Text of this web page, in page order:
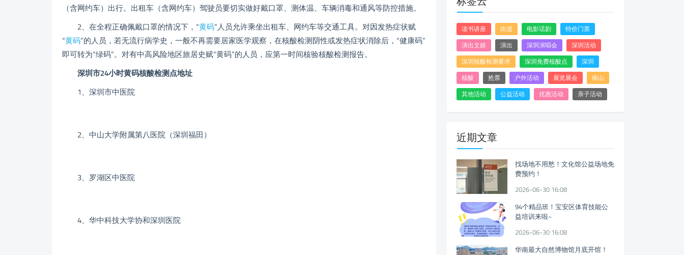
（含网约车）出行。出租车（含网约车）驾驶员要切实做好戴口罩、测体温、车辆消毒和通风等防控措施。
2、在全程正确佩戴口罩的情况下，“黄码”人员允许乘坐出租车、网约车等交通工具。对因发热症状赋
“黄码”的人员，若无流行病学史，一般不再需要居家医学观察，在核酸检测阴性或发热症状消除后，“健康码”
即可转为“绿码”。对有中高风险地区旅居史赋“黄码”的人员，应第一时间核验核酸检测报告。
深圳市24小时黄码核酸检测点地址
1、深圳市中医院
2、中山大学附属第八医院（深圳福田）
3、罗湖区中医院
4、华中科技大学协和深圳医院
读书讲座 街道 电影话剧
特价门票
演出文娱
演出 深圳演唱会
深圳活动
深圳核酸检测要求
深圳免费核酸点
深圳
核酸
抢票 户外活动 展览展会
南山
其他活动
公益活动 优惠活动 亲子活动
近期文章
找场地不用愁！文化馆公益场地免
费预约！
2026-06-30 16:08
94个精品班！宝安区体育技能公
益培训来啦~
2026-06-30 16:08
华南最大自然博物馆月底开馆！